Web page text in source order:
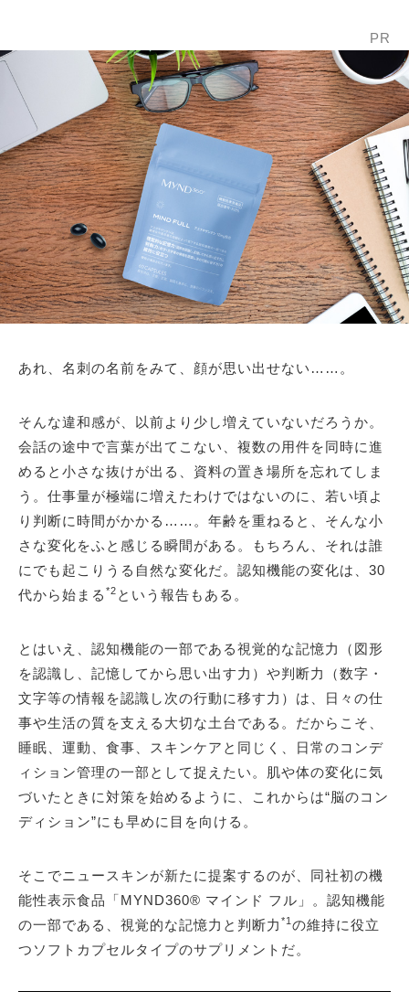
PR
あれ、名刺の名前をみて、顔が思い出せない……。
そんな違和感が、以前より少し増えていないだろうか。
会話の途中で言葉が出てこない、複数の用件を同時に進
めると小さな抜けが出る、資料の置き場所を忘れてしま
う。仕事量が極端に増えたわけではないのに、若い頃よ
り判断に時間がかかる……。年齢を重ねると、そんな小
さな変化をふと感じる瞬間がある。もちろん、それは誰
にでも起こりうる自然な変化だ。認知機能の変化は、30
代から始まる *2 という報告もある。
とはいえ、認知機能の一部である視覚的な記憶力（図形
を認識し、記憶してから思い出す力）や判断力（数字・
文字等の情報を認識し次の行動に移す力）は、日々の仕
事や生活の質を支える大切な土台である。だからこそ、
睡眠、運動、食事、スキンケアと同じく、日常のコンデ
ィション管理の一部として捉えたい。肌や体の変化に気
づいたときに対策を始めるように、これからは“脳のコン
ディション”にも早めに目を向ける。
そこでニュースキンが新たに提案するのが、同社初の機
能性表示食品「MYND360® マインド フル」。認知機能
の一部である、視覚的な記憶力と判断力 *1の維持に役立
つソフトカプセルタイプのサプリメントだ。